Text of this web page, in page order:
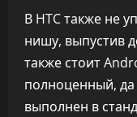
В HTC также не
нишу, выпустив
также стоит
полноценный,
выполнен в